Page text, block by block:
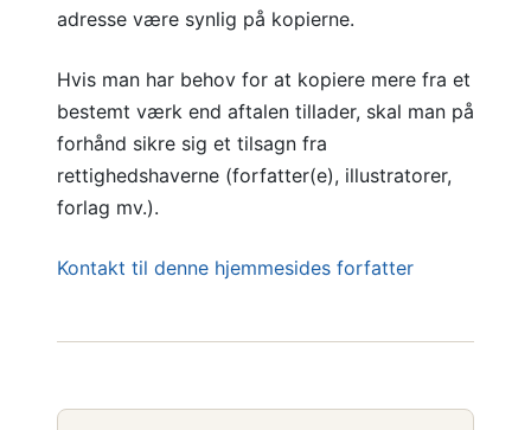
adresse være synlig på kopierne.
Hvis man har behov for at kopiere mere fra et
bestemt værk end aftalen tillader, skal man på
forhånd sikre sig et tilsagn fra
rettighedshaverne (forfatter(e), illustratorer,
forlag mv.).
Kontakt til denne hjemmesides forfatter